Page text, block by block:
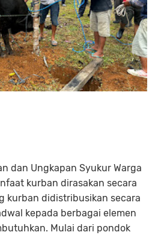
dan Ungkapan Syukur Warga
kurban dirasakan secara
kurban didistribusikan secara
kepada berbagai elemen
Mulai dari pondok